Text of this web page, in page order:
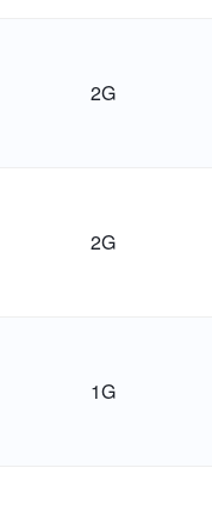
2G
2G
1G